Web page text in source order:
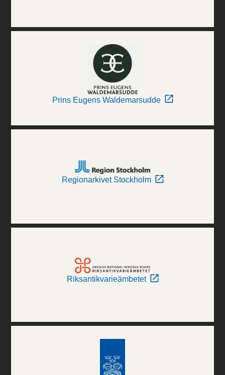
Prins Eugens Waldemarsudde
Regionarkivet Stockholm
Riksantikvarieämbetet